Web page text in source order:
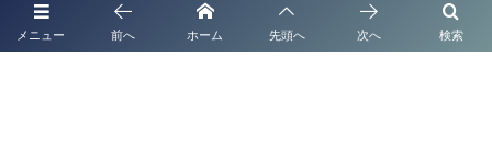
太陽光発電システムの名義変更なら行政書士法人
塩永事務所へ FIT・FIP制度対応｜全国対応｜2...
メニュー 検索
前へ ホーム 先頭へ 次へ